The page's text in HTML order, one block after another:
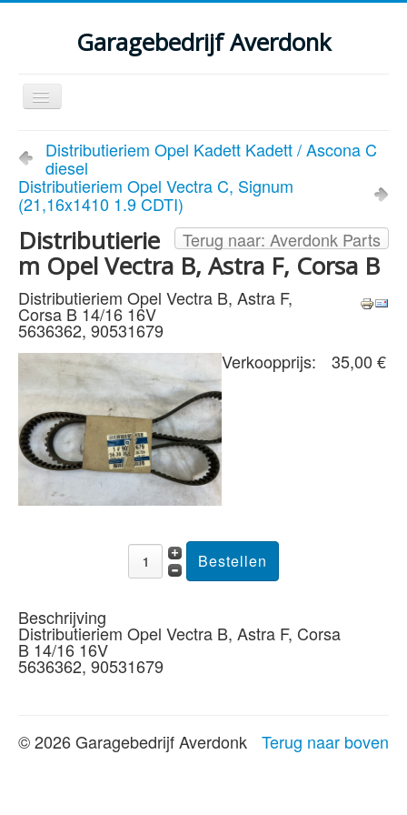
Garagebedrijf Averdonk
Schakelen
navigatie
Welkom
Klassiekers en restauratie verslagen
Diensten
Parts
Occasions
Kenteken gegevens opvragen
Contact
Distributieriem Opel Kadett Kadett / Ascona C
diesel
Distributieriem Opel Vectra C, Signum
(21,16x1410 1.9 CDTI)
Terug naar: Averdonk Parts
Distributierie
m Opel Vectra B, Astra F, Corsa B
Distributieriem Opel Vectra B, Astra F,
Corsa B 14/16 16V
5636362, 90531679
Verkoopprijs:
35,00 €
Beschrijving
Distributieriem Opel Vectra B, Astra F, Corsa
B 14/16 16V
5636362, 90531679
Terug naar boven
© 2026 Garagebedrijf Averdonk